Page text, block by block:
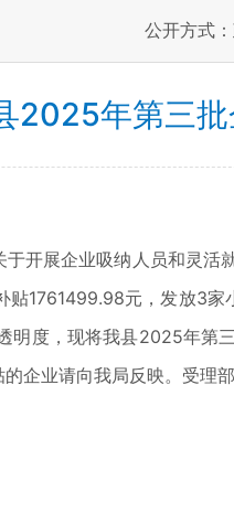
公开方式
2025年第三
展企业吸纳人员和灵活
贴1761499.98元，发放3
明度，现将我县2025年
企业请向我局反映。受理